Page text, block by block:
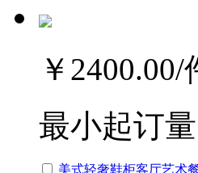
￥2400.00/
最小起订量
美式轻奢鞋柜客厅艺术